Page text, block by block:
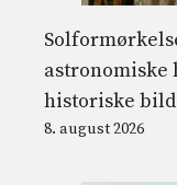
astronomiske
historiske
8. august 2026